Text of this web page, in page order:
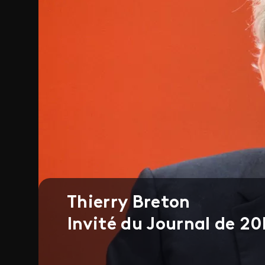
Thierry Breton
Invité du Journal de